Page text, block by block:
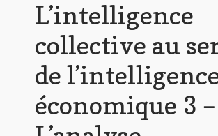
L’intelligence
collective au
de
économique 3 –